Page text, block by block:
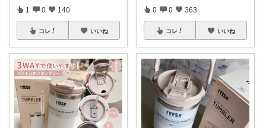
1 0 140
コレ いいね
0 0 363
コレ いいね